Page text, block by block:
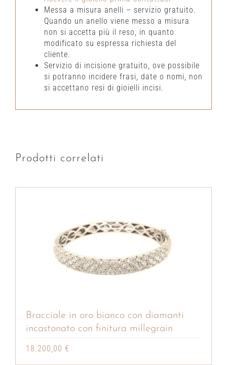
Messa a misura anelli – servizio gratuito.
Quando un anello viene messo a misura
non si accetta più il reso, in quanto
modificato su espressa richiesta del
cliente.
Servizio di incisione gratuito, ove possibile
si potranno incidere frasi, date o nomi, non
si accettano resi di gioielli incisi.
Prodotti correlati
Bracciale in oro bianco con diamanti
incastonato con finitura millegrain
18.200,00 €